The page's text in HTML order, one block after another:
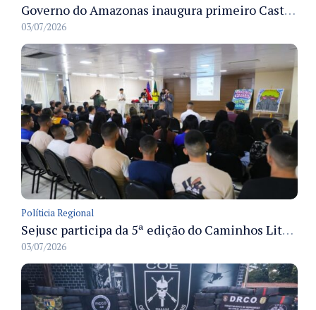
Governo do Amazonas inaugura primeiro Castramóvel Fluvial para atendimento veterinário às comunidades ribeirinhas e castração gratuita
03/07/2026
Políticia Regional
Sejusc participa da 5ª edição do Caminhos Literários com foco na cultura hip-hop nas unidades socioeducativas
03/07/2026